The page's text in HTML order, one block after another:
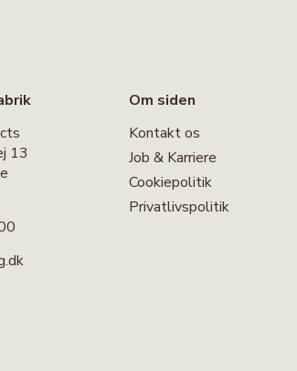
13
Om siden
Kontakt os
Job & Karriere
Cookiepolitik
Privatlivspolitik